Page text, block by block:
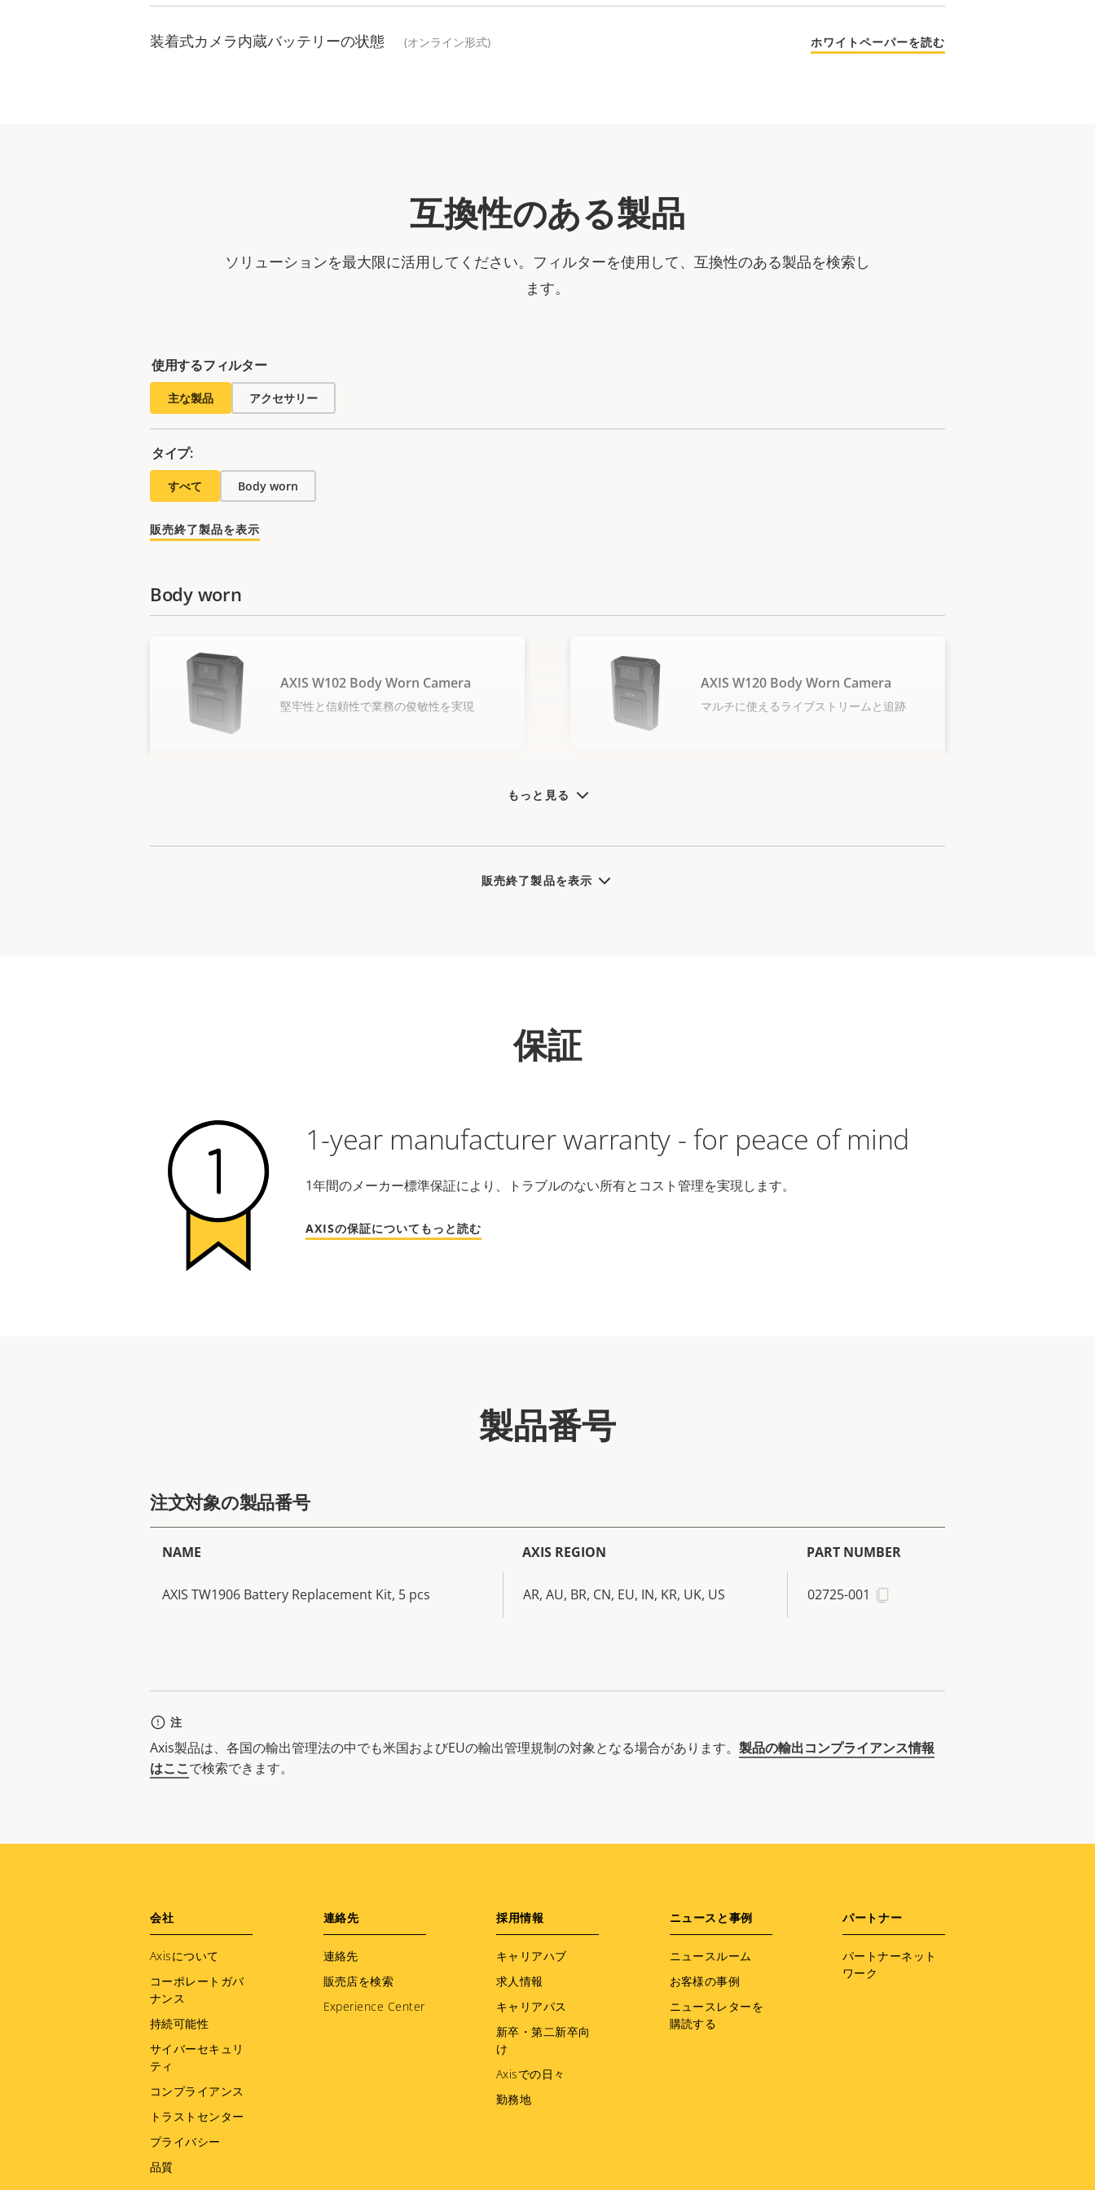
装着式カメラ内蔵バッテリーの状態 (オンライン形式) ホワイトペーパーを読む
互換性のある製品
ソリューションを最大限に活用してください。フィルターを使用して、互換性のある製品を検索し
ます。
使用するフィルター
主な製品 アクセサリー
タイプ:
すべて Body worn
販売終了製品を表示
もっと見る
Body worn
AXIS W102 Body Worn Camera
堅牢性と信頼性で業務の俊敏性を実現
AXIS W120 Body Worn Camera
マルチに使えるライブストリームと追跡
販売終了製品を表示
保証
1-year manufacturer warranty - for peace of mind
1年間のメーカー標準保証により、トラブルのない所有とコスト管理を実現します。
AXISの保証についてもっと読む
製品番号
注文対象の製品番号
NAME AXIS REGION PART NUMBER
AXIS TW1906 Battery Replacement Kit, 5 pcs AR, AU, BR, CN, EU, IN, KR, UK, US 02725-001
注
Axis製品は、各国の輸出管理法の中でも米国およびEUの輸出管理規制の対象となる場合があります。 製品の輸出コンプライアンス情報
はここで検索できます。
Footer
menu
会社
Axisについて
コーポレートガバ
ナンス
持続可能性
サイバーセキュリ
ティ
コンプライアンス
トラストセンター
プライバシー
品質
連絡先
連絡先
販売店を検索
Experience Center
採用情報
キャリアハブ
求人情報
キャリアパス
新卒・第二新卒向
け
Axisでの日々
勤務地
ニュースと事例
ニュースルーム
お客様の事例
ニュースレターを
購読する
パートナー
パートナーネット
ワーク